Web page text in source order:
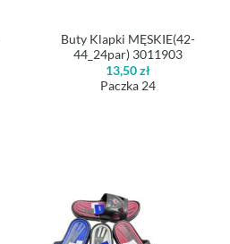
Buty Klapki MĘSKIE(42-
44_24par) 3011903
13,50zł
Paczka 24